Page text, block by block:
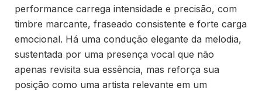
performance carrega intensidade e precisão, com
timbre marcante, fraseado consistente e forte carga
emocional. Há uma condução elegante da melodia,
sustentada por uma presença vocal que não
apenas revisita sua essência, mas reforça sua
posição como uma artista relevante em um